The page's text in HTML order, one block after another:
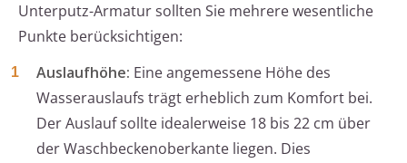
Unterputz-Armatur sollten Sie mehrere wesentliche
Punkte berücksichtigen:
Auslaufhöhe: Eine angemessene Höhe des
Wasserauslaufs trägt erheblich zum Komfort bei.
Der Auslauf sollte idealerweise 18 bis 22 cm über
der Waschbeckenoberkante liegen. Dies